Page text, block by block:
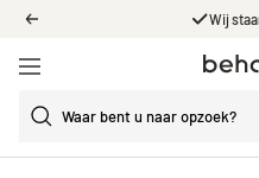
naar
content
Vorige
Navigatie